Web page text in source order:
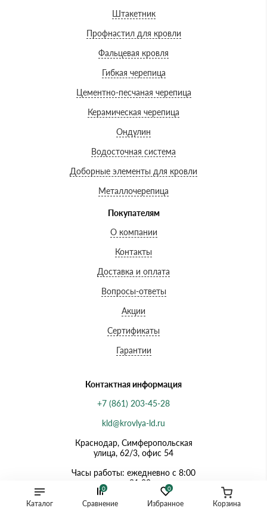
Каталог
0
Избранное
0
Сравнение Корзина
Штакетник
Профнастил для кровли
Фальцевая кровля
Гибкая черепица
Цементно-песчаная черепица
Керамическая черепица
Ондулин
Водосточная система
Доборные элементы для кровли
Металлочерепица
Покупателям
О компании
Контакты
Доставка и оплата
Вопросы-ответы
Акции
Сертификаты
Гарантии
Контактная информация
+7 (861) 203-45-28
kld@krovlya-ld.ru
Краснодар, Симферопольская
улица, 62/3, офис 54
Часы работы: ежедневно с 8:00
до 21:00